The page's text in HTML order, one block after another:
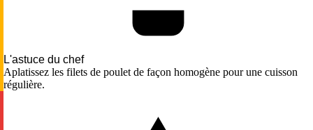
L'astuce du chef
Aplatissez les filets de poulet de façon homogène pour une cuisson
régulière.